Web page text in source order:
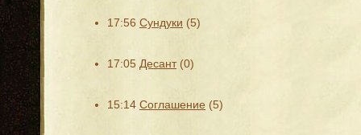
17:56 Сундуки (5)
17:05 Десант (0)
15:14 Соглашение (5)